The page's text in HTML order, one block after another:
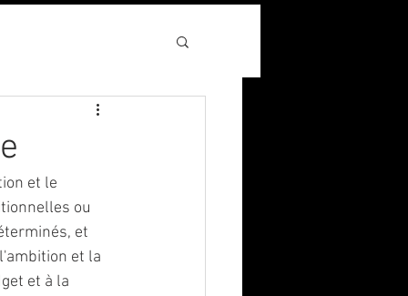
et le
ou
et
et la
et à la